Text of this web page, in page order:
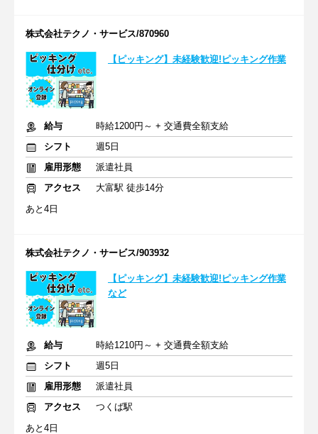
株式会社テクノ・サービス/870960
【ピッキング】未経験歓迎!ピッキング作業
給与
時給1200円～ + 交通費全額支給
シフト
週5日
雇用形態
派遣社員
アクセス
大富駅 徒歩14分
あと4日
株式会社テクノ・サービス/903932
【ピッキング】未経験歓迎!ピッキング作業
など
給与
時給1210円～ + 交通費全額支給
シフト
週5日
雇用形態
派遣社員
アクセス
つくば駅
あと4日